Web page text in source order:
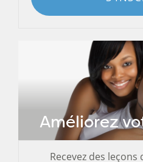
Améliorez
Recevez des